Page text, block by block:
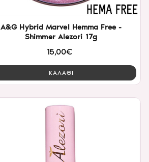
A&G Hybrid Marvel Hemma Free -
Shimmer Alezori 17g
15,00€
ΚΑΛΑΘΙ